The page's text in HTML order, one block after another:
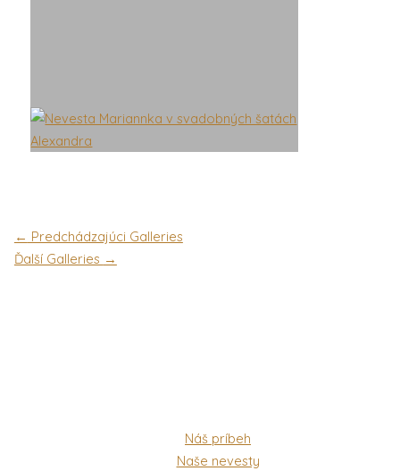
← Predchádzajúci Galleries
Ďalší Galleries →
Náš príbeh
Naše nevesty